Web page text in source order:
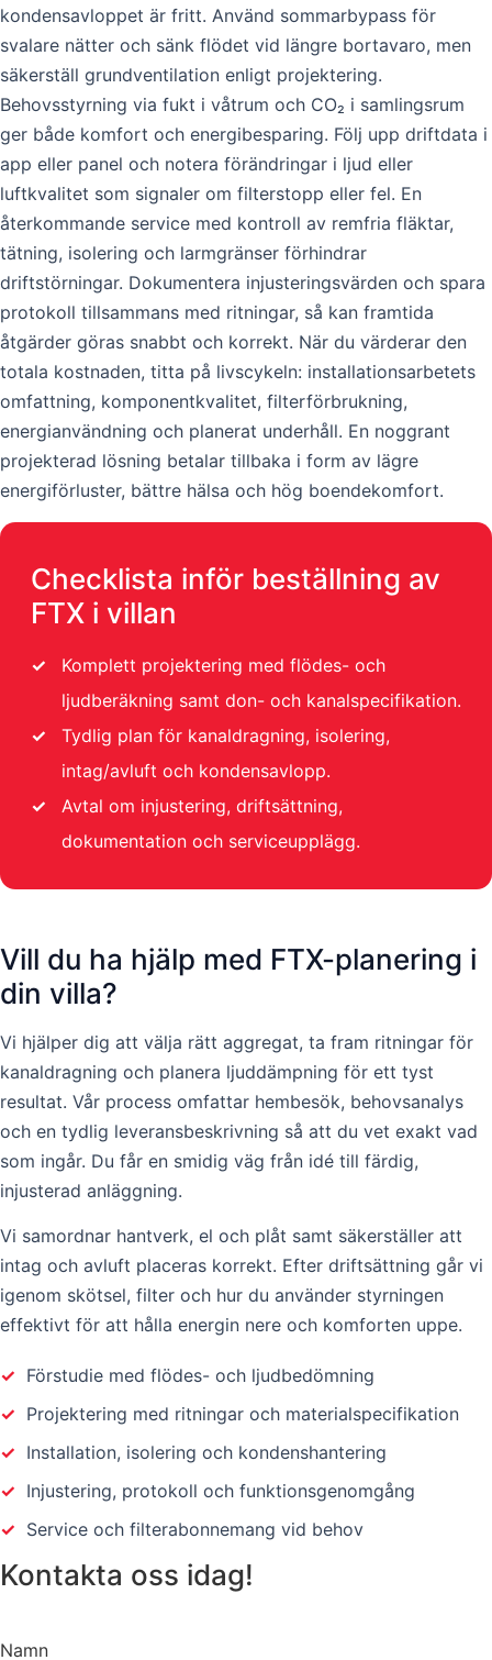
kondensavloppet är fritt. Använd sommarbypass för
svalare nätter och sänk flödet vid längre bortavaro, men
säkerställ grundventilation enligt projektering.
Behovsstyrning via fukt i våtrum och CO₂ i samlingsrum
ger både komfort och energibesparing. Följ upp driftdata i
app eller panel och notera förändringar i ljud eller
luftkvalitet som signaler om filterstopp eller fel. En
återkommande service med kontroll av remfria fläktar,
tätning, isolering och larmgränser förhindrar
driftstörningar. Dokumentera injusteringsvärden och spara
protokoll tillsammans med ritningar, så kan framtida
åtgärder göras snabbt och korrekt. När du värderar den
totala kostnaden, titta på livscykeln: installationsarbetets
omfattning, komponentkvalitet, filterförbrukning,
energianvändning och planerat underhåll. En noggrant
projekterad lösning betalar tillbaka i form av lägre
energiförluster, bättre hälsa och hög boendekomfort.
Checklista inför beställning av
FTX i villan
✓
Komplett projektering med flödes- och
ljudberäkning samt don- och kanalspecifikation.
✓
Tydlig plan för kanaldragning, isolering,
intag/avluft och kondensavlopp.
✓
Avtal om injustering, driftsättning,
dokumentation och serviceupplägg.
Vill du ha hjälp med FTX-planering i
din villa?
Vi hjälper dig att välja rätt aggregat, ta fram ritningar för
kanaldragning och planera ljuddämpning för ett tyst
resultat. Vår process omfattar hembesök, behovsanalys
och en tydlig leveransbeskrivning så att du vet exakt vad
som ingår. Du får en smidig väg från idé till färdig,
injusterad anläggning.
Vi samordnar hantverk, el och plåt samt säkerställer att
intag och avluft placeras korrekt. Efter driftsättning går vi
igenom skötsel, filter och hur du använder styrningen
effektivt för att hålla energin nere och komforten uppe.
✓ Förstudie med flödes- och ljudbedömning
✓ Projektering med ritningar och materialspecifikation
✓ Installation, isolering och kondenshantering
✓ Injustering, protokoll och funktionsgenomgång
✓ Service och filterabonnemang vid behov
Kontakta oss idag!
Namn